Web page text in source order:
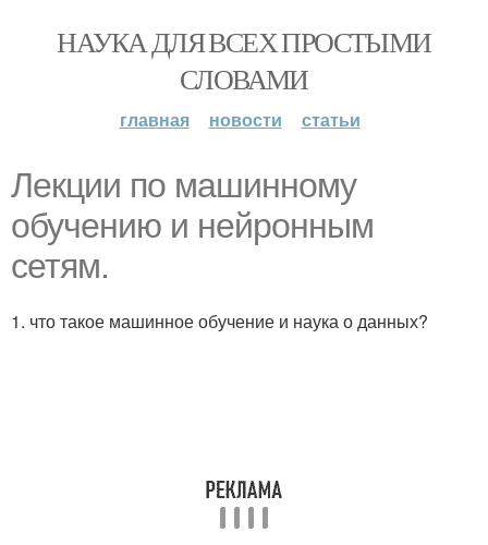
НАУКА ДЛЯ ВСЕХ ПРОСТЫМИ
СЛОВАМИ
главная новости статьи
Лекции по машинному
обучению и нейронным
сетям.
1. что такое машинное обучение и наука о данных?